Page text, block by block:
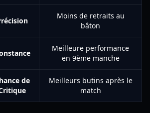
Moins de retraits au
bâton
Meilleure performance
en 9ème manche
de
Meilleurs butins après le
match